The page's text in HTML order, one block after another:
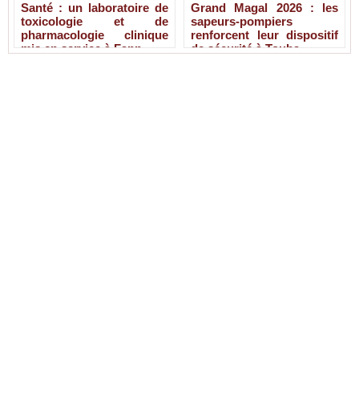
Santé : un laboratoire de
toxicologie et de
pharmacologie clinique
mis en service à Fann
Grand Magal 2026 : les
sapeurs-pompiers
renforcent leur dispositif
de sécurité à Touba